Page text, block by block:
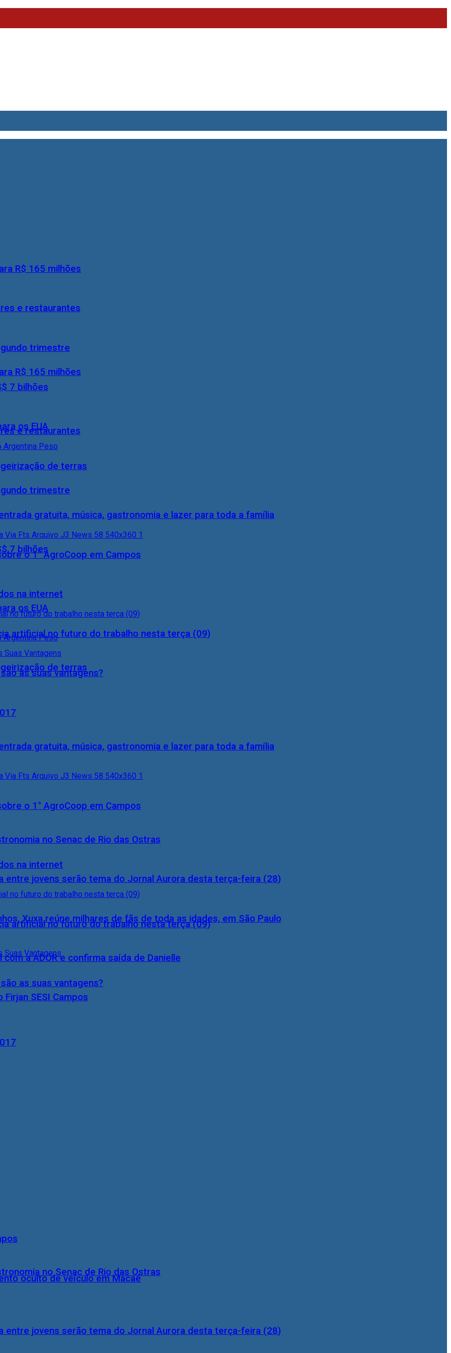
R$ 165 milhões
e restaurantes
trimestre
7 bilhões
os EUA
de terras
gratuita, música, gastronomia e lazer para toda a família
o 1° AgroCoop em Campos
na internet
artificial no futuro do trabalho nesta terça (09)
as suas vantagens?
no Senac de Rio das Ostras
entre jovens serão tema do Jornal Aurora desta terça-feira (28)
R$ 165 milhões
e restaurantes
trimestre
7 bilhões
os EUA
de terras
gratuita, música, gastronomia e lazer para toda a família
o 1° AgroCoop em Campos
na internet
artificial no futuro do trabalho nesta terça (09)
as suas vantagens?
no Senac de Rio das Ostras
entre jovens serão tema do Jornal Aurora desta terça-feira (28)
Xuxa reúne milhares de fãs de toda as idades, em São Paulo
a ADOR e confirma saída de Danielle
SESI Campos
oculto de veículo em Macaé